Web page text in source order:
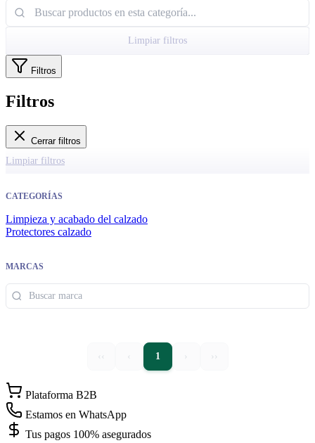
Limpiar filtros
Filtros
Filtros
Cerrar filtros
Limpiar filtros
CATEGORÍAS
Limpieza y acabado del calzado
Protectores calzado
MARCAS
‹‹ ‹ 1 › ››
Plataforma B2B
Estamos en WhatsApp
Tus pagos 100% asegurados